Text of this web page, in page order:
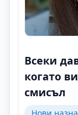
Всеки
когато
смисъл